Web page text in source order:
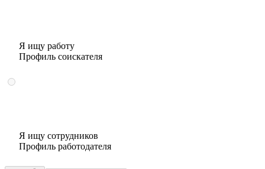
Я ищу работу
Профиль соискателя
Я ищу сотрудников
Профиль работодателя